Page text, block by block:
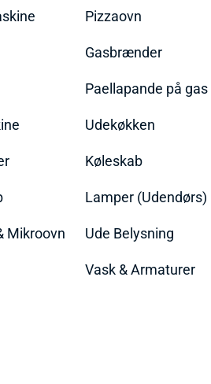
Mikroovn
Pizzaovn
Gasbrænder
Paellapande på gas
Udekøkken
Køleskab
Lamper (Udendørs)
Ude Belysning
Vask & Armaturer